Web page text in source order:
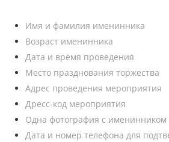
Имя и фамилия именинника
Возраст именинника
Дата и время проведения
Место празднования торжества
Адрес проведения мероприятия
Дресс-код мероприятия
Одна фотография с именинником
Дата и номер телефона для